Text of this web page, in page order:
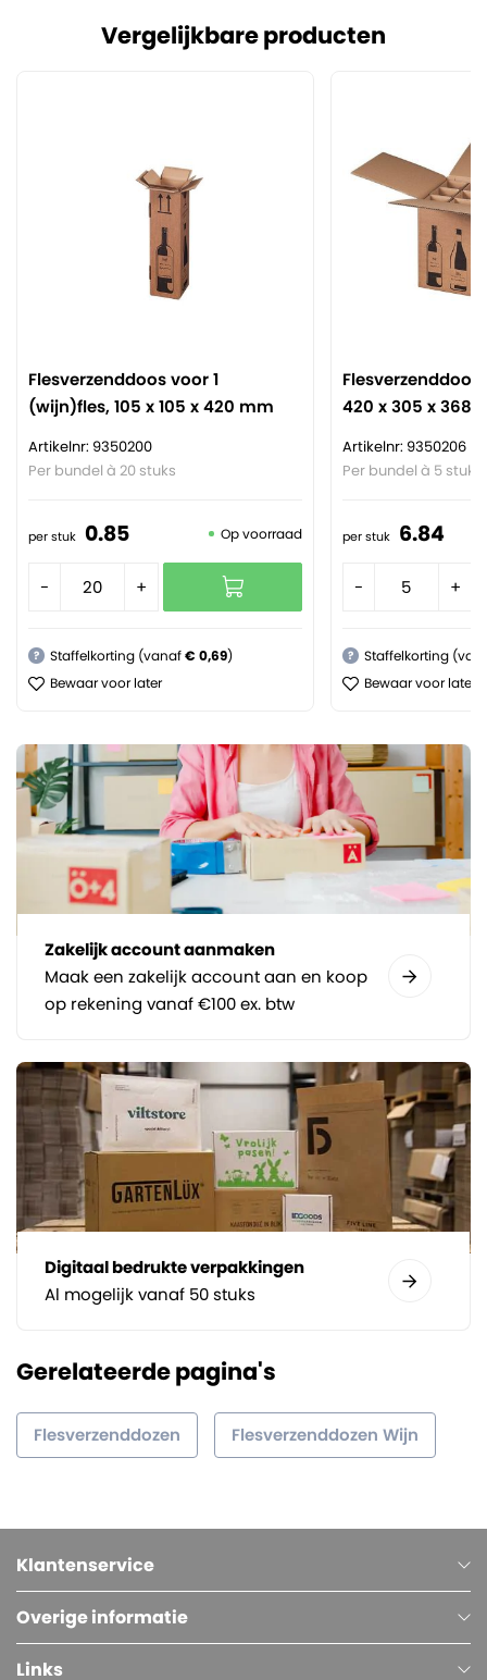
Vergelijkbare producten
Flesverzenddoos voor 1
(wijn)fles, 105 x 105 x 420 mm
Artikelnr: 9350200
Per bundel à 20 stuks
per stuk 0.85 Op voorraad
- +
? Staffelkorting (vanaf€ 0,69)
Bewaar voor later
Flesverzenddoos
420 x 305 x 368
Artikelnr: 9350206
Per bundel à 5 stuks
per stuk 6.84
- +
?
Staffelkorting
Bewaar voor later
Zakelijk account aanmaken
Maak een zakelijk account aan en koop
op rekening vanaf €100 ex. btw
Digitaal bedrukte verpakkingen
Al mogelijk vanaf 50 stuks
Gerelateerde pagina's
Flesverzenddozen Flesverzenddozen Wijn
Klantenservice
Overige informatie
Links